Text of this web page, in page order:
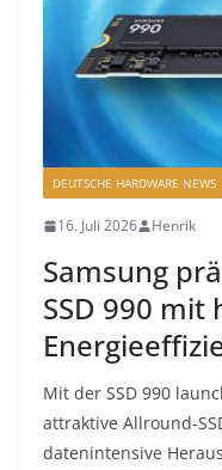
DEUTSCHE HARDWARE NEWS
16. Juli 2026 Henrik
Samsung
SSD 990
Mit der SSD 990
attraktive Allround-
datenintensive